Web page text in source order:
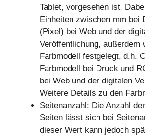
Tablet, vorgesehen ist.
Einheiten zwischen mm bei
(Pixel) bei Web und der
Veröffentlichung, außerdem
Farbmodell festgelegt, d.h.
Farbmodell bei Druck und
bei Web und der digitalen
Weitere Details zu den
Seitenanzahl: Die Anzahl
Seiten lässt sich bei
dieser Wert kann jedoch